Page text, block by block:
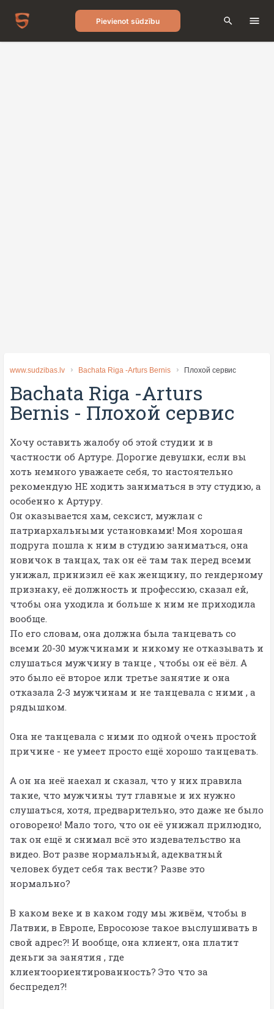
Pievienot sūdzību
www.sudzibas.lv Bachata Riga -Arturs Bernis Плохой сервис
Bachata Riga -Arturs
Bernis - Плохой сервис
Хочу оставить жалобу об этой студии и в
частности об Артуре. Дорогие девушки, если вы
хоть немного уважаете себя, то настоятельно
рекомендую НЕ ходить заниматься в эту студию, а
особенно к Артуру.
Он оказывается хам, сексист, мужлан с
патриархальными установками! Моя хорошая
подруга пошла к ним в студию заниматься, она
новичок в танцах, так он её там так перед всеми
унижал, принизил её как женщину, по гендерному
признаку, её должность и профессию, сказал ей,
чтобы она уходила и больше к ним не приходила
вообще.
По его словам, она должна была танцевать со
всеми 20-30 мужчинами и никому не отказывать и
слушаться мужчину в танце , чтобы он её вёл. А
это было её второе или третье занятие и она
отказала 2-3 мужчинам и не танцевала с ними , а
рядышком.
Она не танцевала с ними по одной очень простой
причине - не умеет просто ещё хорошо танцевать.
А он на неё наехал и сказал, что у них правила
такие, что мужчины тут главные и их нужно
слушаться, хотя, предварительно, это даже не было
оговорено! Мало того, что он её унижал прилюдно,
так он ещё и снимал всё это издевательство на
видео. Вот разве нормальный, адекватный
человек будет себя так вести? Разве это
нормально?
В каком веке и в каком году мы живём, чтобы в
Латвии, в Европе, Евросоюзе такое выслушивать в
свой адрес?! И вообще, она клиент, она платит
деньги за занятия , где
клиентоориентированность? Это что за
беспредел?!